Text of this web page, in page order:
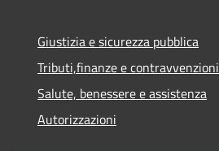
Giustizia e sicurezza pubblica
Tributi,finanze e contravvenzioni
Salute, benessere e assistenza
Autorizzazioni